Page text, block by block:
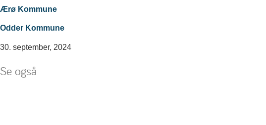
Ærø Kommune
Odder Kommune
30. september, 2024
Se også